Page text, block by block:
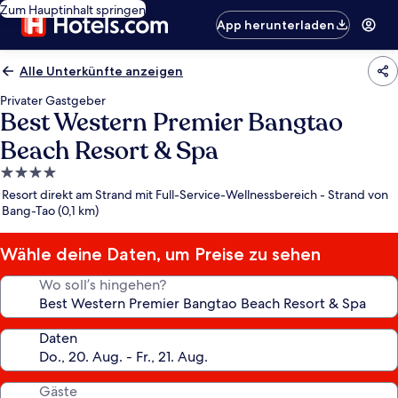
Zum Hauptinhalt springen
App herunterladen
Alle Unterkünfte anzeigen
Privater Gastgeber
Best Western Premier Bangtao
Beach Resort & Spa
4.0-
Sterne-
Unterkunft
Resort direkt am Strand mit Full-Service-Wellnessbereich - Strand von
Bang-Tao (0,1 km)
Wähle deine Daten, um Preise zu sehen
Wo soll’s hingehen?
Daten
Gäste